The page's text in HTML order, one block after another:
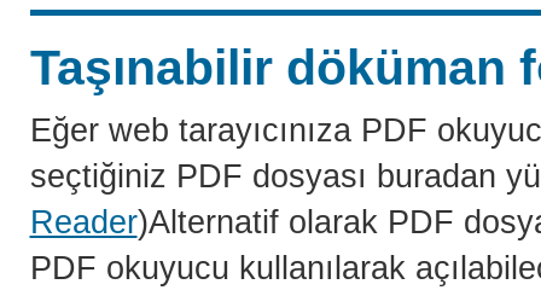
Taşınabilir döküman
Eğer web tarayıcınıza PDF
seçtiğiniz PDF dosyası buradan
Reader)Alternatif olarak PDF
PDF okuyucu kullanılarak